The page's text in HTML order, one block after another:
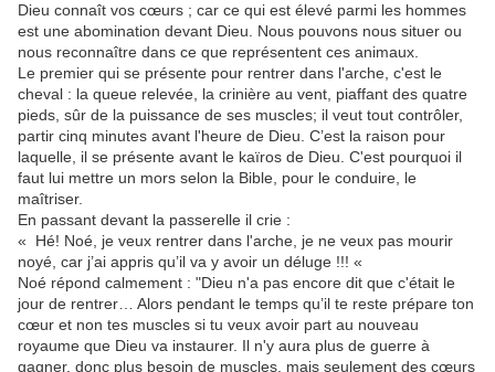
Dieu connaît vos cœurs ; car ce qui est élevé parmi les hommes
est une abomination devant Dieu. Nous pouvons nous situer ou
nous reconnaître dans ce que représentent ces animaux.
Le premier qui se présente pour rentrer dans l'arche, c'est le
cheval : la queue relevée, la crinière au vent, piaffant des quatre
pieds, sûr de la puissance de ses muscles; il veut tout contrôler,
partir cinq minutes avant l'heure de Dieu. C’est la raison pour
laquelle, il se présente avant le kaïros de Dieu. C'est pourquoi il
faut lui mettre un mors selon la Bible, pour le conduire, le
maîtriser.
En passant devant la passerelle il crie :
« Hé! Noé, je veux rentrer dans l'arche, je ne veux pas mourir
noyé, car j’ai appris qu’il va y avoir un déluge !!! «
Noé répond calmement : "Dieu n'a pas encore dit que c'était le
jour de rentrer… Alors pendant le temps qu’il te reste prépare ton
cœur et non tes muscles si tu veux avoir part au nouveau
royaume que Dieu va instaurer. Il n'y aura plus de guerre à
gagner, donc plus besoin de muscles, mais seulement des cœurs